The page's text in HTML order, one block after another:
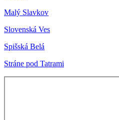
Malý Slavkov
Slovenská Ves
Spišská Belá
Stráne pod Tatrami